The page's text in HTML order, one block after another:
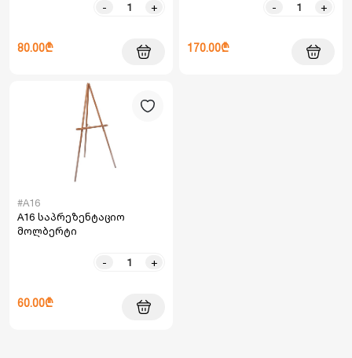
- +
80.00₾
- +
170.00₾
#A16
A16 საპრეზენტაციო
მოლბერტი
- +
60.00₾